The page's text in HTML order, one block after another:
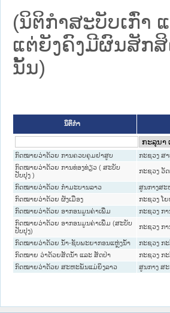
(ນິຕິກໍາສະບັບເກົ່າ
ແຕ່ຍັງຄົງມີຜົນສັກສິ
ນັ້ນ)
ນິຕິກໍາ
ກົດໝາຍວ່າດ້ວຍ ການຄວບຄຸມຢາສູບ
ກະຊວງ ສ
ກົດໝາຍວ່າດ້ວຍ ການທ່ອງທ່ຽວ ( ສະບັບ
ປັບປຸງ )
ກະຊວງ ວັ
ກົດໝາຍວ່າດ້ວຍ ກຳມະບານລາວ
ສູນກາງສະ
ກົດ​ໝາຍ​ວ່າ​ດ້ວຍ ຜັງເມືອງ
ກະຊວງ ໂ
ກົດໝາຍວ່າດ້ວຍ ອາກອນມູນຄ່າເພີ່ມ
ກະຊວງ ກາ
ກົດໝາຍວ່າດ້ວຍ ອາກອນມູນຄ່າເພີ່ມ (ສະບັບ
ປັບປຸງ)
ກະຊວງ ກາ
ກົດໝາຍວ່າດ້ວຍ ນ້ຳ-ຊັບພະຍາກອນແຫຼ່ງນ້ຳ
ກະຊວງ ກ
ກົດໝາຍ ວ່າດ້ວຍສັດນ້ຳ ແລະ ສັດປ່າ
ກະຊວງ ກ
ກົດໝາຍວ່າດ້ວຍ ສະຫະພັນແມ່ຍິງລາວ
ສູນກາງ ສ